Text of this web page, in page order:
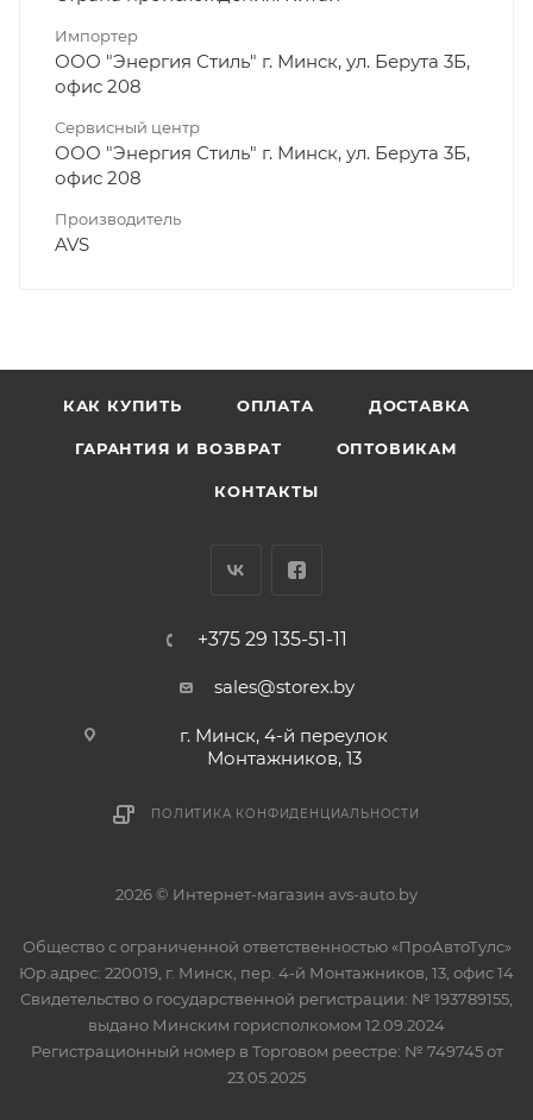
Импортер
ООО "Энергия Стиль" г. Минск, ул. Берута 3Б,
офис 208
Сервисный центр
ООО "Энергия Стиль" г. Минск, ул. Берута 3Б,
офис 208
Производитель
AVS
КАК КУПИТЬ ОПЛАТА ДОСТАВКА
ГАРАНТИЯ И ВОЗВРАТ ОПТОВИКАМ
КОНТАКТЫ
+375 29 135-51-11
sales@storex.by
г. Минск, 4-й переулок
Монтажников, 13
ПОЛИТИКА КОНФИДЕНЦИАЛЬНОСТИ
2026 © Интернет-магазин avs-auto.by
Общество с ограниченной ответственностью «ПроАвтоТулс»
Юр.адрес: 220019, г. Минск, пер. 4-й Монтажников, 13, офис 14
Свидетельство о государственной регистрации: № 193789155,
выдано Минским горисполкомом 12.09.2024
Регистрационный номер в Торговом реестре: № 749745 от
23.05.2025